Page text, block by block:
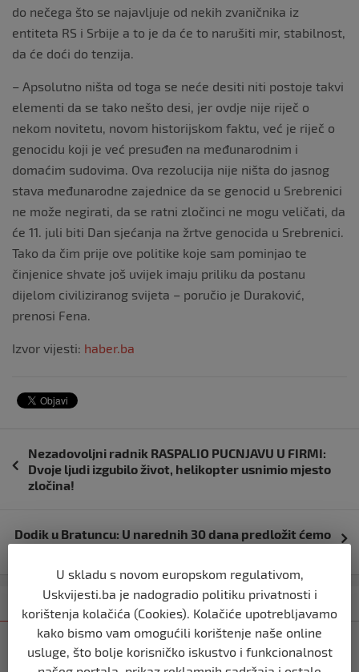
do nečega što se najavljuje od nekih zvaničnika iz
entiteta RS i Srbije a to je da će to narušiti mir, stabilnost,
da će doći do tenzija.
– Apsolutno ništa od toga se neće desiti niti postoje takvi
elementi da se tako nešto desi, jer ovdje nije riječ o
nekom novitetu, novom historijskom faktu, već je riječ o
genocidu koji je već presuđen na međunarodnim i
domaćim sudovima. Ova rezolucija nije ništa do jasnog
stava međunarodne zajednice da se genocid u Srebrenici
ne može negirati, da se ratni zločinci ne mogu veličati, da
će 11. juli biti Dan sjećanja na žrtve genocida u Srebrenici.
Tako da čim prije ove politike koje sam pominjao te
činjenice shvate još uvijek imaju priliku da postanu
dijelom civiliziranog svijeta – poručio je Duraković,
prenosi Fena.
Izvor vijesti: haber.ba
objava
Nezadovoljni radnik RASPALIO PUCNJAVU U FIRMI:
Dvoje ljudi izgubilo život, helikopter usnimio mjesto
zločina!
Dodik u Bratuncu: U narednih 30 dana predložit ćemo
Kategorija Najnovije Najčitanije
Ravnopravnost da — politička
U skladu s novom europskom regulativom,
Uskvijesti.ba je nadogradio politiku privatnosti i
korištenja kolačića (Cookies). Kolačiće upotrebljavamo
kako bismo vam omogućili korištenje naše online
usluge, što bolje korisničko iskustvo i funkcionalnost